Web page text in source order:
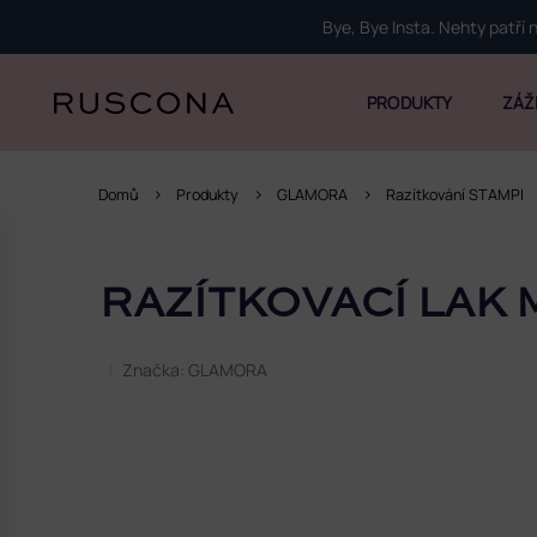
obsah
Bye, Bye Insta. Nehty patří
PRODUKTY
Domů Produkty GLAMORA Razítkování STAMPI
o
s
RAZÍTKOVACÍ LAK
Značka: GLAMORA